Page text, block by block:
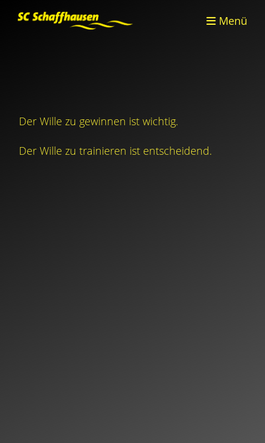
Menü
Der Wille zu gewinnen ist wichtig.
Der Wille zu trainieren ist entscheidend.